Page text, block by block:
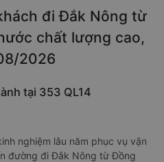
đi Đắk Nông từ
chất lượng cao,
2026
tại 353 QL14
nghiệm lâu năm phục vụ vận
đường đi Đắk Nông từ Đồng